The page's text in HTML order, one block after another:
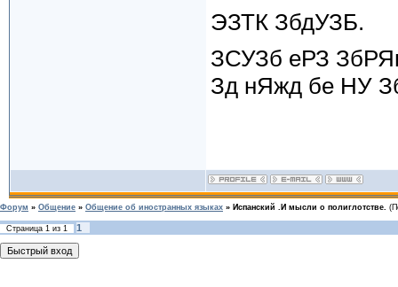
ЭЗТК ЗбдУЗБ.
ЗСУЗб еРЗ
Зд нЯжд бе НУ
Форум » Общение » Общение об иностранных языках » Испанский .И мысли о полиглотстве.
Страница 1 из 1 1